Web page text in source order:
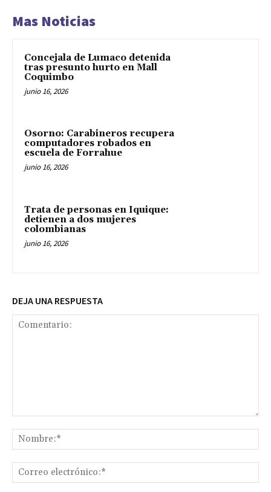
Mas Noticias
Concejala de Lumaco detenida
tras presunto hurto en Mall
Coquimbo
junio 16, 2026
Osorno: Carabineros recupera
computadores robados en
escuela de Forrahue
junio 16, 2026
Trata de personas en Iquique:
detienen a dos mujeres
colombianas
junio 16, 2026
DEJA UNA RESPUESTA